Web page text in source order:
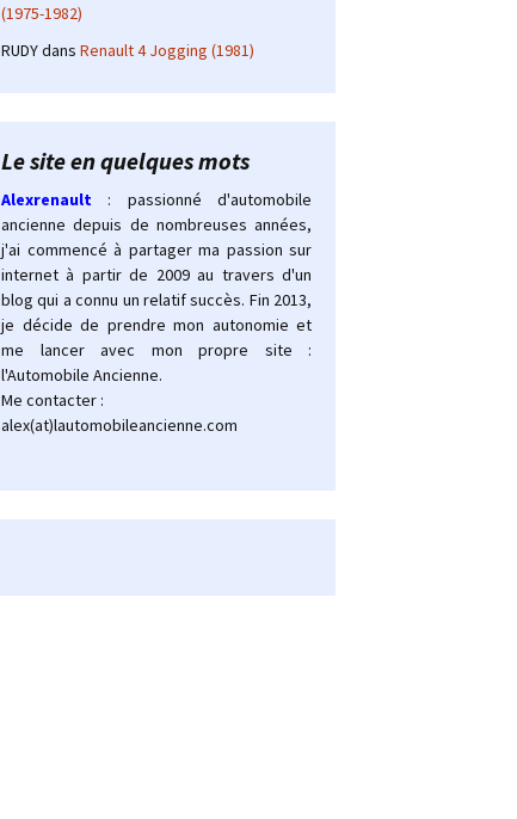
(1975-1982)
RUDYdans Renault 4 Jogging (1981)
Le site en quelques mots
Alexrenault
: passionné d'automobile
ancienne depuis de nombreuses années,
j'ai commencé à partager ma passion sur
internet à partir de 2009 au travers d'un
blog qui a connu un relatif succès. Fin 2013,
je décide de prendre mon autonomie et
me lancer avec mon propre site :
l'Automobile Ancienne.
Me contacter :
alex(at)lautomobileancienne.com